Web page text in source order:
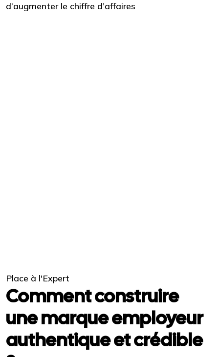
d’augmenter le chiffre d’affaires
Place à l'Expert
Comment construire
une marque employeur
authentique et crédible